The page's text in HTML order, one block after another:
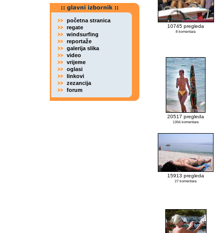
početna stranica
regate
windsurfing
reportaže
galerija slika
video
vrijeme
oglasi
linkovi
zezancija
forum
10745 pregleda
8 komentara
20517 pregleda
1356 komentara
15913 pregleda
27 komentara